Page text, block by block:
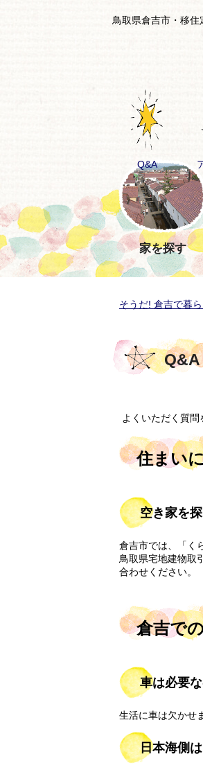
鳥取県倉吉市・移住
家を探す
Q&A
そうだ! 倉吉で暮ら
Q&A
よくいただく質問
住まい
空き家を探
倉吉市では、「く
鳥取県宅地建物取
合わせください。
倉吉で
車は必要
生活に車は欠かせ
日本海側